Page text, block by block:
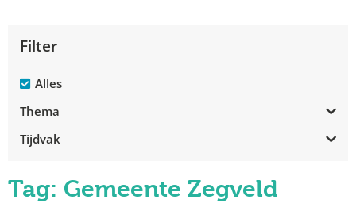
Filter
Alles
Thema
Tijdvak
Tag: Gemeente Zegveld